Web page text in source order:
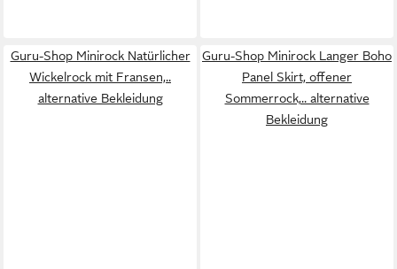
Guru-Shop Minirock Natürlicher
Wickelrock mit Fransen,..
alternative Bekleidung
Guru-Shop Minirock Langer Boho
Panel Skirt, offener
Sommerrock,.. alternative
Bekleidung